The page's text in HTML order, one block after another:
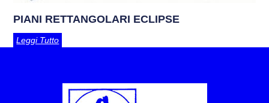
PIANI RETTANGOLARI ECLIPSE
Leggi Tutto